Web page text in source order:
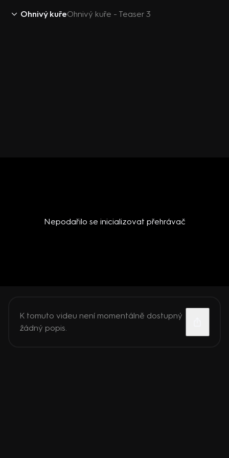
Ohnivý kuřeOhnivý kuře - Teaser 3
Nepodařilo se inicializovat přehrávač
K tomuto videu není momentálně dostupný
žádný popis.